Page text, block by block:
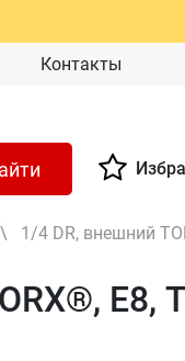
Контакты
\ 1/4 DR, внешний
Е8,